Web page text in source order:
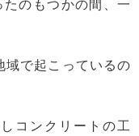
たのもつかの間、一
域で起こっているの
コンクリートの工